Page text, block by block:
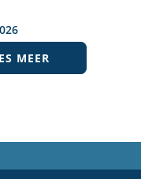
MEER